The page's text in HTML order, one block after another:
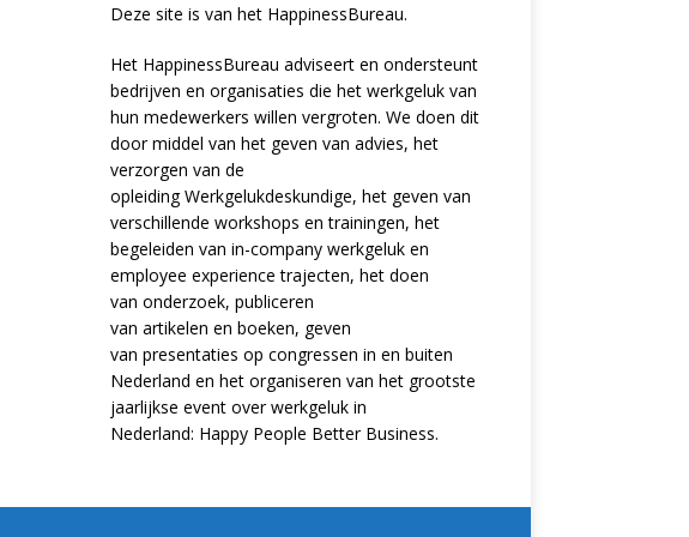
Deze site is van het HappinessBureau.
Het HappinessBureau adviseert en ondersteunt
bedrijven en organisaties die het werkgeluk van
hun medewerkers willen vergroten. We doen dit
door middel van het geven van advies, het
verzorgen van de
opleidingWerkgelukdeskundige, het geven van
verschillende workshops en trainingen, het
begeleiden van in-company werkgeluk en
employee experiencetrajecten, het doen
van onderzoek, publiceren
van artikelen en boeken, geven
van presentaties op congressen in en buiten
Nederland en het organiseren van het grootste
jaarlijkse event over werkgeluk in
Nederland: Happy People Better Business.